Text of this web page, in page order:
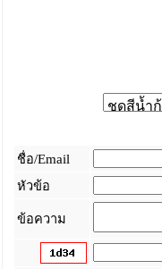
ชื่อ/Email
หัวข้อ
ข้อความ